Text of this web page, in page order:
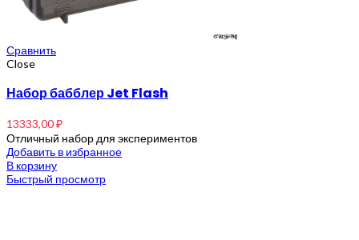
Сравнить
Close
Набор бабблер Jet Flash
13333,00₽
Отличный набор для экспериментов
Добавить в избранное
В корзину
Быстрый просмотр